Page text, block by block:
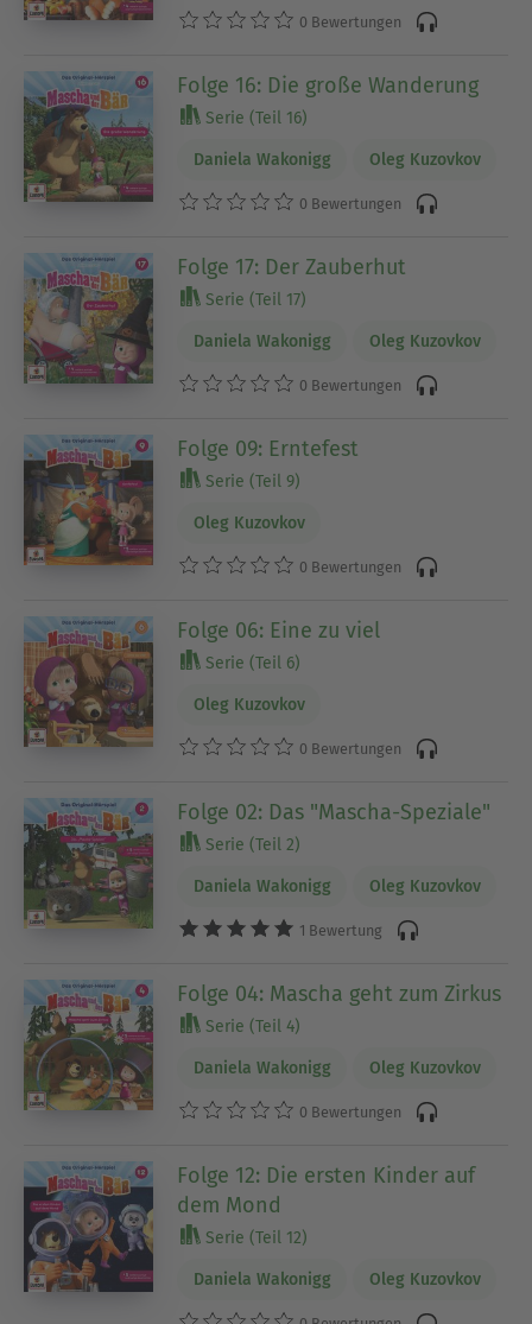
0 Bewertungen
Folge 16: Die große Wanderung
Serie (Teil 16)
Daniela Wakonigg Oleg Kuzovkov
0 Bewertungen
Folge 17: Der Zauberhut
Serie (Teil 17)
Daniela Wakonigg Oleg Kuzovkov
0 Bewertungen
Folge 09: Erntefest
Serie (Teil 9)
Oleg Kuzovkov
0 Bewertungen
Folge 06: Eine zu viel
Serie (Teil 6)
Oleg Kuzovkov
0 Bewertungen
Folge 02: Das "Mascha-Speziale"
Serie (Teil 2)
Daniela Wakonigg Oleg Kuzovkov
1 Bewertung
Folge 04: Mascha geht zum Zirkus
Serie (Teil 4)
Daniela Wakonigg Oleg Kuzovkov
0 Bewertungen
Folge 12: Die ersten Kinder auf
dem Mond
Serie (Teil 12)
Daniela Wakonigg Oleg Kuzovkov